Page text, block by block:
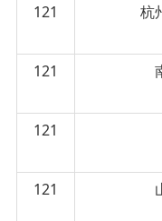
121
杭
121
121
121